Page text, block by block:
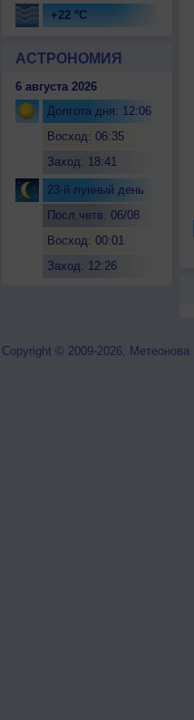
+22 °C
АСТРОНОМИЯ
6 августа 2026
Долгота дня: 12:06
Восход: 06:35
Заход: 18:41
23-й лунный день
Посл.четв. 06/08
Восход: 00:01
Заход: 12:26
Copyright © 2009-2026, Метеонова